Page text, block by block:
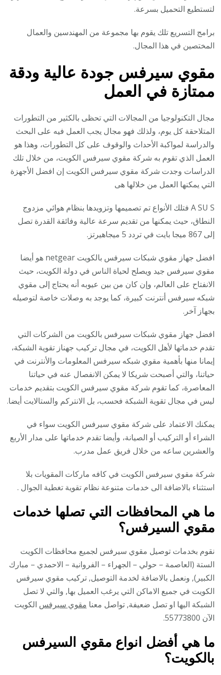
لتستطيع التحميل بسرعة.
برامج التسريع تلك يقوم بها مجموعة من المهندسين والعمال
المختصين في هذا المجال.
مقوي سيرفس جودة عالية ودقة
ممتازة في العمل
مجال التكنولوجيا من المجالات التي تحظى بالكثير من التطورات
المتلاحقة كل يوم، ولذلك فهو مجال يجب العمل فيه على البحث
والدراسة لمواكبة الأحداث والوقوف على كل التطورات، وهذا هو
العمل الذي تقوم به شركة مقوي سيرفس الكويت، من خلال تلك
الدراسات وجدت شركة مقوي سيرفس الكويت إن افضل الأجهزة
التي يمكنها العمل من خلالها هى
A SU S فتلك الأنواع تم تصميمها وتزويدها بنظام هوائي مزدوج
النطاق، حيث يمكنها من تقديم سرعة عالية وفائقة القدرة تصل
إلى 867 ميجا بايت في تردد 5 ميجاهيرتز.
افضل جهاز مقوي شبكات سيرفس بالكويت netgear هو أيضا
مقوي سيرفس جيد ويصلح لحياة الناس في دولة الكويت، حيث
الانفتاح على العالم، وإن كان من بين عيوبه أنه يحتاج إلى مقوي
شبكه سيرفس أنترنت كبيرة، كما يوجد به وصلات خاصة لتوصيله
بجهاز آخر.
افضل جهاز مقوي شبكات سيرفس بالكويت من الشركات التي
تقدم خدماتها لأهل الكويت، في مجال تركيب جهناز تقوية الشبكة،
إيمانا منها بأهمية مقوي شبكه سيرفس المعلومات والأنترنت في
حياتنا، والتي أصبحت شريكا لا يمكن الانفصال عنه في حياتنا
المعاصرة، كما تقوم شركة مقوي سيرفس الكويت بتقديم خدمات
ليس في مجال تقوية الشبكة فحسب، بل الانتركم والستالايت أيضا.
يمكنك الاعتماد على شركة مقوي سيرفس الكويت سواء في
الشراء أو التركيب أو الصيانة، وأيضا تقدم خدماتها على مدار الأربع
والعشرين ساعه من خلال فريق عمل مدرب.
شركة مقوي سيرفس الكويت في كافه ماركات المقويات بلا
استثناء بالاضافة الى خدمات متنوعة نظام تقوية تغطية الجوال .
ما هي المحافظات التي تصلها خدمات
مقوي السيرفس؟
نقوم بخدمات توصيل مقوي سيرفس لجميع محافظات الكويت
الستة (العاصمة – حولي – الجهراء – الفروانية – الاحمدي – مبارك
الكبير), ونعمل بالاضافة لخدمة التوصيل, تركيب مقوي سيرفس
الكويت في جميع الاماكن التي يرغب العميل بها, والتي لا تصل
الشبكة اليها او تصل ضعيفة, تواصل معنا مقوي سيرفس الكويت
الآن 55773800.
ما هي أفضل انواع مقوي السيرفس
بالكويت؟